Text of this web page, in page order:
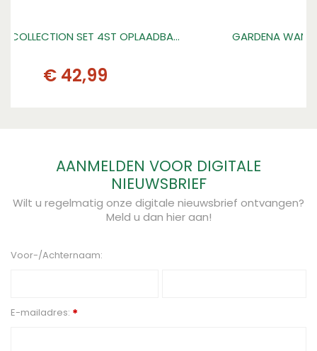
GARDENA WANDSLANGENBOX 25 ROLLUP M…
AANMELDEN VOOR DIGITALE
NIEUWSBRIEF
Wilt u regelmatig onze digitale nieuwsbrief ontvangen?
Meld u dan hier aan!
Voor-/Achternaam:
E-mailadres: *